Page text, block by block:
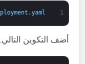
1
.yaml
أضف التكوين التالي.